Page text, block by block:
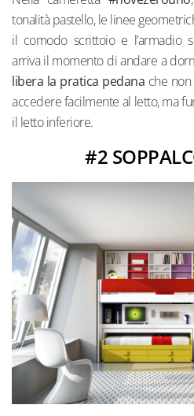
tonalità pastello, le linee
il comodo scrittoio e l’armadio
arriva il momento di andare a
libera la pratica pedana che
accedere facilmente al letto, ma
il letto inferiore.
#2